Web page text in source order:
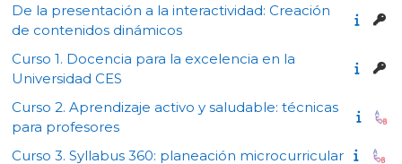
De la presentación a la interactividad: Creación
de contenidos dinámicos
Curso 1. Docencia para la excelencia en la
Universidad CES
Curso 2. Aprendizaje activo y saludable: técnicas
para profesores
Curso 3. Syllabus 360: planeación microcurricular